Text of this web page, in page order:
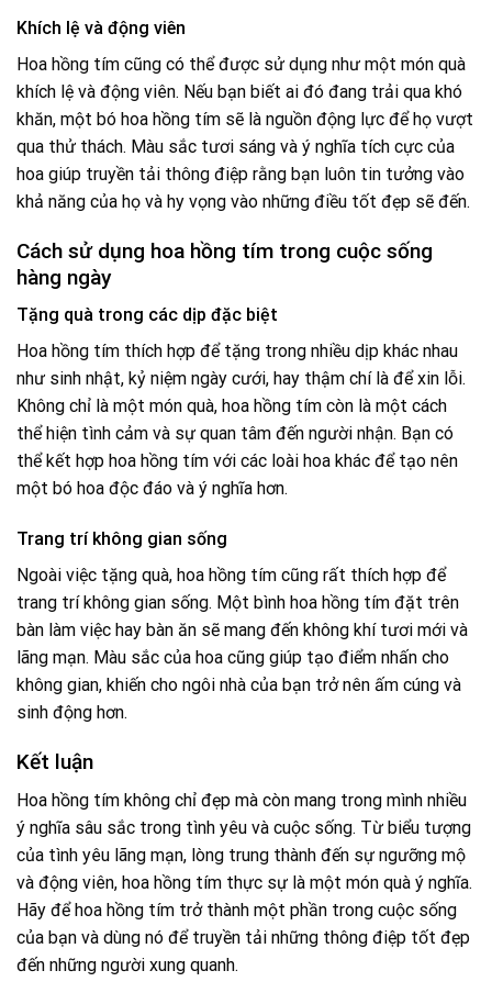
Khích lệ và động viên
Hoa hồng tím cũng có thể được sử dụng như một món quà
khích lệ và động viên. Nếu bạn biết ai đó đang trải qua khó
khăn, một bó hoa hồng tím sẽ là nguồn động lực để họ vượt
qua thử thách. Màu sắc tươi sáng và ý nghĩa tích cực của
hoa giúp truyền tải thông điệp rằng bạn luôn tin tưởng vào
khả năng của họ và hy vọng vào những điều tốt đẹp sẽ đến.
Cách sử dụng hoa hồng tím trong cuộc sống
hàng ngày
Tặng quà trong các dịp đặc biệt
Hoa hồng tím thích hợp để tặng trong nhiều dịp khác nhau
như sinh nhật, kỷ niệm ngày cưới, hay thậm chí là để xin lỗi.
Không chỉ là một món quà, hoa hồng tím còn là một cách
thể hiện tình cảm và sự quan tâm đến người nhận. Bạn có
thể kết hợp hoa hồng tím với các loài hoa khác để tạo nên
một bó hoa độc đáo và ý nghĩa hơn.
Trang trí không gian sống
Ngoài việc tặng quà, hoa hồng tím cũng rất thích hợp để
trang trí không gian sống. Một bình hoa hồng tím đặt trên
bàn làm việc hay bàn ăn sẽ mang đến không khí tươi mới và
lãng mạn. Màu sắc của hoa cũng giúp tạo điểm nhấn cho
không gian, khiến cho ngôi nhà của bạn trở nên ấm cúng và
sinh động hơn.
Kết luận
Hoa hồng tím không chỉ đẹp mà còn mang trong mình nhiều
ý nghĩa sâu sắc trong tình yêu và cuộc sống. Từ biểu tượng
của tình yêu lãng mạn, lòng trung thành đến sự ngưỡng mộ
và động viên, hoa hồng tím thực sự là một món quà ý nghĩa.
Hãy để hoa hồng tím trở thành một phần trong cuộc sống
của bạn và dùng nó để truyền tải những thông điệp tốt đẹp
đến những người xung quanh.